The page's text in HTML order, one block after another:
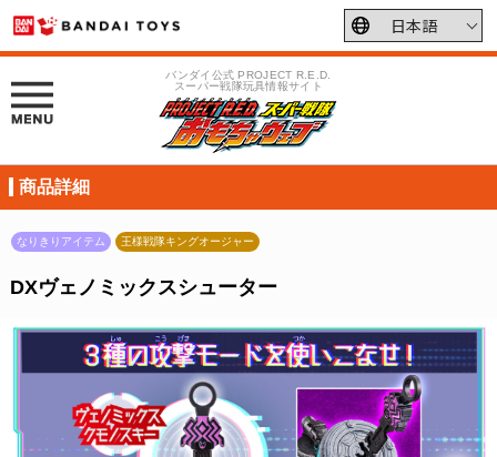
バンダイ公式 PROJECT R.E.D.
スーパー戦隊玩具情報サイト
商品詳細
なりきりアイテム 王様戦隊キングオージャー
DXヴェノミックスシューター